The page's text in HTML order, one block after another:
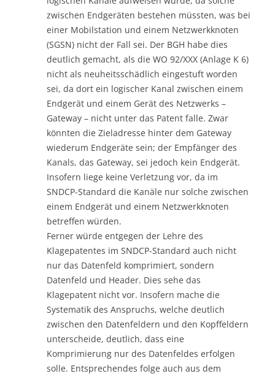
zwischen Endgeräten bestehen müssten, was bei
einer Mobilstation und einem Netzwerkknoten
(SGSN) nicht der Fall sei. Der BGH habe dies
deutlich gemacht, als die WO 92/XXX (Anlage K 6)
nicht als neuheitsschädlich eingestuft worden
sei, da dort ein logischer Kanal zwischen einem
Endgerät und einem Gerät des Netzwerks –
Gateway – nicht unter das Patent falle. Zwar
könnten die Zieladresse hinter dem Gateway
wiederum Endgeräte sein; der Empfänger des
Kanals, das Gateway, sei jedoch kein Endgerät.
Insofern liege keine Verletzung vor, da im
SNDCP-Standard die Kanäle nur solche zwischen
einem Endgerät und einem Netzwerkknoten
betreffen würden.
Ferner würde entgegen der Lehre des
Klagepatentes im SNDCP-Standard auch nicht
nur das Datenfeld komprimiert, sondern
Datenfeld und Header. Dies sehe das
Klagepatent nicht vor. Insofern mache die
Systematik des Anspruchs, welche deutlich
zwischen den Datenfeldern und den Kopffeldern
unterscheide, deutlich, dass eine
Komprimierung nur des Datenfeldes erfolgen
solle. Entsprechendes folge auch aus dem